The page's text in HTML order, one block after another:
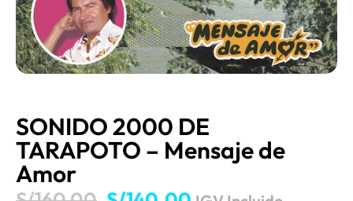
SONIDO 2000 DE
TARAPOTO – Mensaje de
Amor